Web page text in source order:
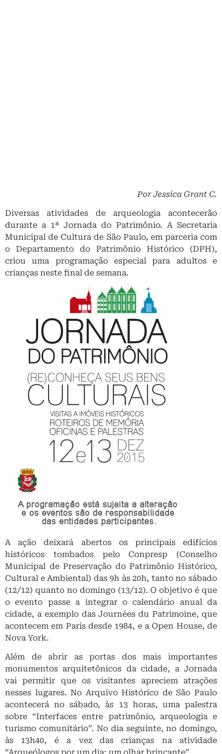
Por Jessica Grant C.
Diversas atividades de arqueologia acontecerão
durante a 1ª Jornada do Patrimônio. A Secretaria
Municipal de Cultura de São Paulo, em parceria com
o Departamento do Patrimônio Histórico (DPH),
criou uma programação especial para adultos e
crianças neste final de semana.
A ação deixará abertos os principais edifícios
históricos tombados pelo Conpresp (Conselho
Municipal de Preservação do Patrimônio Histórico,
Cultural e Ambiental) das 9h às 20h, tanto no sábado
(12/12) quanto no domingo (13/12). O objetivo é que
o evento passe a integrar o calendário anual da
cidade, a exemplo das Journées du Patrimoine, que
acontecem em Paris desde 1984, e a Open House, de
Nova York.
Além de abrir as portas dos mais importantes
monumentos arquitetônicos da cidade, a Jornada
vai permitir que os visitantes apreciem atrações
nesses lugares. No Arquivo Histórico de São Paulo
acontecerá no sábado, às 13 horas, uma palestra
sobre “Interfaces entre patrimônio, arqueologia e
turismo comunitário”. No dia seguinte, no domingo,
às 13h40, é a vez das crianças na atividade